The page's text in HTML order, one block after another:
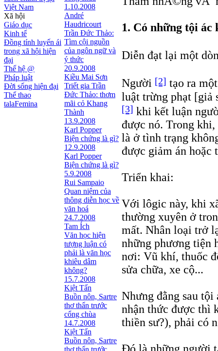
Việt Nam
Xã hội
Giáo dục
Kinh tế
Đồng tính luyến ái
trong xã hội hiện
đại
Thế hệ @
Pháp luật
Đời sống hiện đại
Thể thao
talaFemina
1.10.2008
André
Haudricourt
Trần Đức Thảo:
Tìm cội nguồn
của ngôn ngữ và
ý thức
20.9.2008
Kiều Mai Sơn
Triết gia Trần
Ðức Thảo: thơm
mãi cỏ Khang
Thành
13.9.2008
Karl Popper
Biện chứng là gì?
12.9.2008
Karl Popper
Biện chứng là gì?
5.9.2008
Rui Sampaio
Quan niệm của
thông diễn học về
văn hoá
24.7.2008
Tam Ích
Văn học hiện
tượng luận có
phải là văn học
khiêu dâm
không?
15.7.2008
Kiệt Tấn
Buồn nôn, Sartre
thơ thẩn trước
cổng chùa
14.7.2008
Kiệt Tấn
Buồn nôn, Sartre
thơ thẩn trước
1. Có những tội
Diễn đạt lại một
Người [2] tạo ra
luật trừng phạt [giả
[3] khi kết luận
được nó. Trong
là ở tình trạng
được giảm án hoặc
Triển khai:
Với lôgic này, khi
thường xuyên ở
mất. Nhân loại trở
những phương tiện
nơi: Vũ khí, thuốc
sửa chữa, xe cộ...
Nhưng đằng sau
nhận thức được thì
thiền sư?), phải có